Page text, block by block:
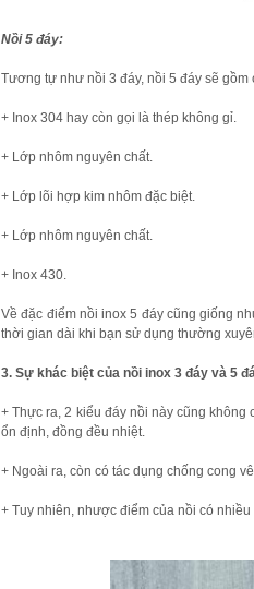
Nồi 5 đáy:
Tương tự như nồi 3 đáy, nồi 5 đáy sẽ gồm
+ Inox 304 hay còn gọi là thép không gỉ.
+ Lớp nhôm nguyên chất.
+ Lớp lõi hợp kim nhôm đặc biệt.
+ Lớp nhôm nguyên chất.
+ Inox 430.
Về đặc điểm nồi inox 5 đáy cũng giống
thời gian dài khi bạn sử dụng thường
3. Sự khác biệt của nồi inox 3 đáy và 5
+ Thực ra, 2 kiểu đáy nồi này cũng
ổn định, đồng đều nhiệt.
+ Ngoài ra, còn có tác dụng chống cong
+ Tuy nhiên, nhược điểm của nồi có